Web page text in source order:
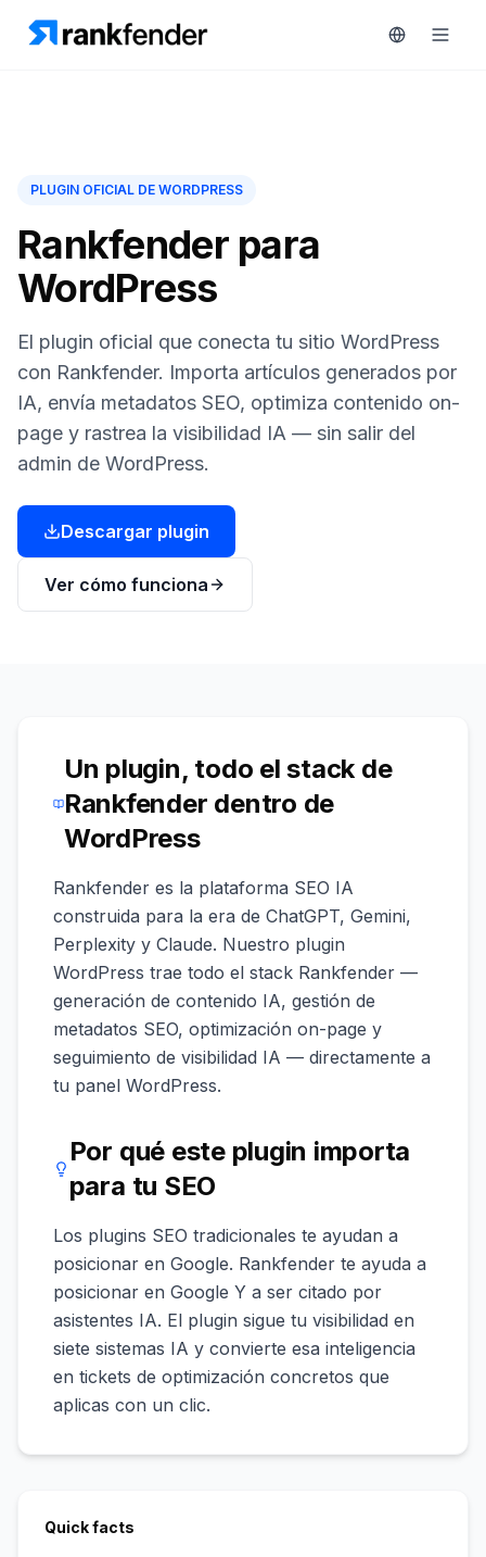
RAIVE
Seguimiento
de
competidores
de
palabras
clave
Integraciones
y
Soluciones
Recursos
Herramientas
gratuitas
Precios
Reservar
PLUGIN OFICIAL DE WORDPRESS
Rankfender para
WordPress
El plugin oficial que conecta tu sitio WordPress
con Rankfender. Importa artículos generados por
IA, envía metadatos SEO, optimiza contenido on-
page y rastrea la visibilidad IA — sin salir del
admin de WordPress.
Descargar plugin
Ver cómo funciona
Un plugin, todo el stack de
Rankfender dentro de
WordPress
Rankfender es la plataforma SEO IA
construida para la era de ChatGPT, Gemini,
Perplexity y Claude. Nuestro plugin
WordPress trae todo el stack Rankfender —
generación de contenido IA, gestión de
metadatos SEO, optimización on-page y
seguimiento de visibilidad IA — directamente a
tu panel WordPress.
Por qué este plugin importa
para tu SEO
Los plugins SEO tradicionales te ayudan a
posicionar en Google. Rankfender te ayuda a
posicionar en Google Y a ser citado por
asistentes IA. El plugin sigue tu visibilidad en
siete sistemas IA y convierte esa inteligencia
en tickets de optimización concretos que
aplicas con un clic.
Quick facts